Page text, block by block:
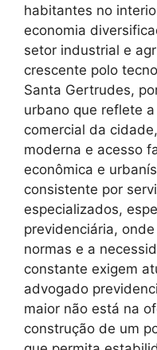
habitantes no
economia
setor industrial e
crescente polo
Santa Gertrudes,
urbano que reflete
comercial da
moderna e acesso
econômica e
consistente por
especializados,
previdenciária,
normas e a
constante exigem
advogado
maior não está na
construção de um